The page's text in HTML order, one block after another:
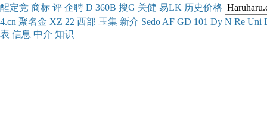
醒定竞 商标 评 企聘 D 360B 搜G 关健 易LK 历史价格
4.cn 聚名金 XZ 22 西部 玉集 新介 Sedo AF GD 101 Dy N Re Uni
表 信息 中介 知识